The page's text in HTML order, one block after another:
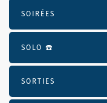
SOIRÉES
SOLO ☎️
SORTIES